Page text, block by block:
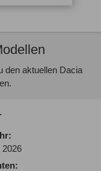
den aktuellen Dacia
2026